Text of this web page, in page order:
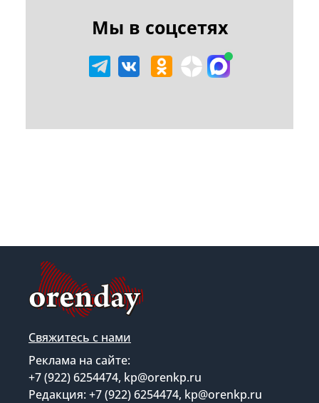
Мы в соцсетях
Свяжитесь с нами
Реклама на сайте:
+7 (922) 6254474, kp@orenkp.ru
Редакция: +7 (922) 6254474, kp@orenkp.ru